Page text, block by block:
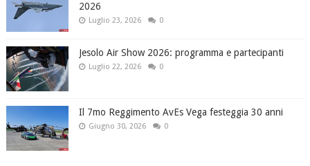
2026
Luglio 23, 2026 0
Jesolo Air Show 2026: programma e partecipanti
Luglio 22, 2026 0
Il 7mo Reggimento AvEs Vega festeggia 30 anni
Giugno 30, 2026 0